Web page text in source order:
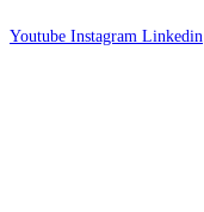
Youtube Instagram Linkedin